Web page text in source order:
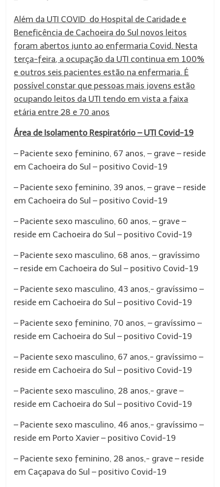
Além da UTI COVID do Hospital de Caridade e
Beneficência de Cachoeira do Sul novos leitos
foram abertos junto ao enfermaria Covid. Nesta
terça-feira, a ocupação da UTI continua em 100%
e outros seis pacientes estão na enfermaria. É
possível constar que pessoas mais jovens estão
ocupando leitos da UTI tendo em vista a faixa
etária entre 28 e 70 anos
Área de Isolamento Respiratório – UTI Covid-19
– Paciente sexo feminino, 67 anos, – grave – reside
em Cachoeira do Sul – positivo Covid-19
– Paciente sexo feminino, 39 anos, – grave – reside
em Cachoeira do Sul – positivo Covid-19
– Paciente sexo masculino, 60 anos, – grave –
reside em Cachoeira do Sul – positivo Covid-19
– Paciente sexo masculino, 68 anos, – gravíssimo
– reside em Cachoeira do Sul – positivo Covid-19
– Paciente sexo masculino, 43 anos,- gravíssimo –
reside em Cachoeira do Sul – positivo Covid-19
– Paciente sexo feminino, 70 anos, – gravíssimo –
reside em Cachoeira do Sul – positivo Covid-19
– Paciente sexo masculino, 67 anos,- gravíssimo –
reside em Cachoeira do Sul – positivo Covid-19
– Paciente sexo masculino, 28 anos,- grave –
reside em Cachoeira do Sul – positivo Covid-19
– Paciente sexo masculino, 46 anos,- gravíssimo –
reside em Porto Xavier – positivo Covid-19
– Paciente sexo feminino, 28 anos,- grave – reside
em Caçapava do Sul – positivo Covid-19